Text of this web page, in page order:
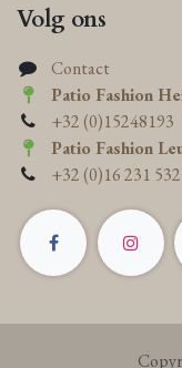
Volg ons
Contact
Patio Fashion
+32 (0)15248193
Patio Fashion
+32 (0)16 231 532